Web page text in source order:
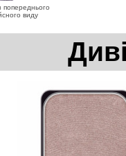
попереднього
виду